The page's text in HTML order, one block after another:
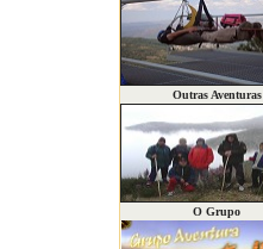
Outras Aventuras
O Grupo